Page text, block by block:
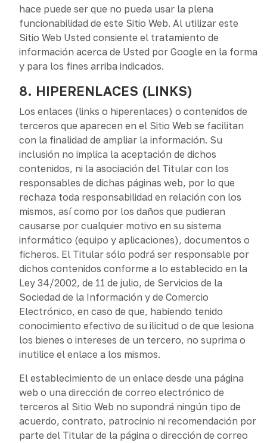
hace puede ser que no pueda usar la plena
funcionabilidad de este Sitio Web. Al utilizar este
Sitio Web Usted consiente el tratamiento de
información acerca de Usted por Google en la forma
y para los fines arriba indicados.
8. HIPERENLACES (LINKS)
Los enlaces (links o hiperenlaces) o contenidos de
terceros que aparecen en el Sitio Web se facilitan
con la finalidad de ampliar la información. Su
inclusión no implica la aceptación de dichos
contenidos, ni la asociación del Titular con los
responsables de dichas páginas web, por lo que
rechaza toda responsabilidad en relación con los
mismos, así como por los daños que pudieran
causarse por cualquier motivo en su sistema
informático (equipo y aplicaciones), documentos o
ficheros. El Titular sólo podrá ser responsable por
dichos contenidos conforme a lo establecido en la
Ley 34/2002, de 11 de julio, de Servicios de la
Sociedad de la Información y de Comercio
Electrónico, en caso de que, habiendo tenido
conocimiento efectivo de su ilicitud o de que lesiona
los bienes o intereses de un tercero, no suprima o
inutilice el enlace a los mismos.
El establecimiento de un enlace desde una página
web o una dirección de correo electrónico de
terceros al Sitio Web no supondrá ningún tipo de
acuerdo, contrato, patrocinio ni recomendación por
parte del Titular de la página o dirección de correo